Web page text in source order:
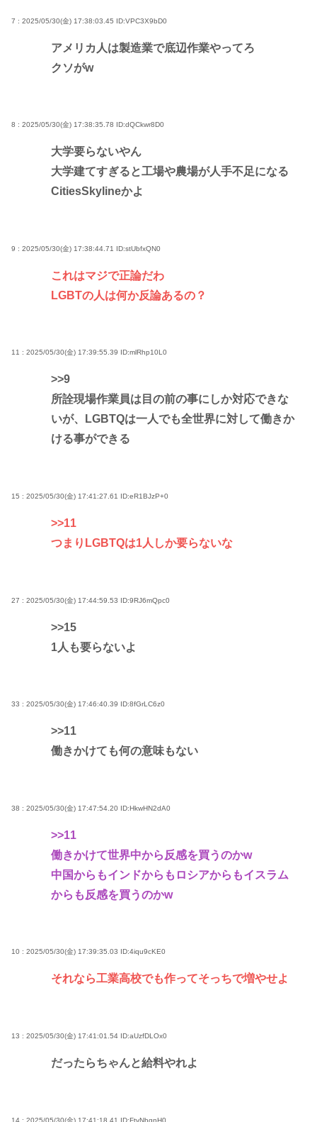
7 : 2025/05/30(金) 17:38:03.45 ID:VPC3X9bD0
アメリカ人は製造業で底辺作業やってろ
クソがw
8 : 2025/05/30(金) 17:38:35.78 ID:dQCkwr8D0
大学要らないやん
大学建てすぎると工場や農場が人手不足になる
CitiesSkylineかよ
9 : 2025/05/30(金) 17:38:44.71 ID:stUbfxQN0
これはマジで正論だわ
LGBTの人は何か反論あるの？
11 : 2025/05/30(金) 17:39:55.39 ID:mlRhp10L0
>>9
所詮現場作業員は目の前の事にしか対応できな
いが、LGBTQは一人でも全世界に対して働きか
ける事ができる
15 : 2025/05/30(金) 17:41:27.61 ID:eR1BJzP+0
>>11
つまりLGBTQは1人しか要らないな
27 : 2025/05/30(金) 17:44:59.53 ID:9RJ6mQpc0
>>15
1人も要らないよ
33 : 2025/05/30(金) 17:46:40.39 ID:8fGrLC6z0
>>11
働きかけても何の意味もない
38 : 2025/05/30(金) 17:47:54.20 ID:HkwHN2dA0
>>11
働きかけて世界中から反感を買うのかw
中国からもインドからもロシアからもイスラム
からも反感を買うのかw
10 : 2025/05/30(金) 17:39:35.03 ID:4iqu9cKE0
それなら工業高校でも作ってそっちで増やせよ
13 : 2025/05/30(金) 17:41:01.54 ID:aUzfDLOx0
だったらちゃんと給料やれよ
14 : 2025/05/30(金) 17:41:18.41 ID:FtvNhgnH0